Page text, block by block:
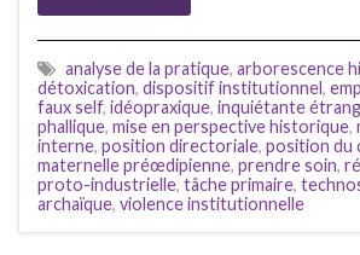
analyse de la pratique, arborescence
détoxication, dispositif institutionnel,
faux self, idéopraxique, inquiétante
phallique, mise en perspective historique,
interne, position directoriale, position du
maternelle préœdipienne, prendre soin,
proto-industrielle, tâche primaire,
archaïque, violence institutionnelle